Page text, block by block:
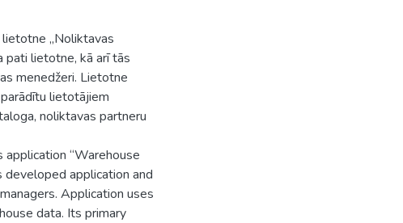
„Noliktavas
pati lietotne, kā arī tās
menedžeri. Lietotne
lietotājiem
noliktavas partneru
“Warehouse
application and
Application uses
data. Its primary